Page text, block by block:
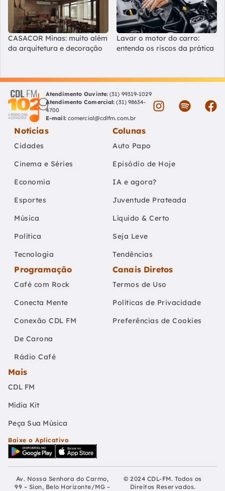
CASACOR Minas: muito além
da arquitetura e decoração
Lavar o motor do carro:
entenda os riscos da prática
Atendimento Ouvinte: (31) 99319-1029
Atendimento Comercial: (31) 98634-
4700
E-mail: comercial@cdlfm.com.br
Notícias
Cidades
Cinema e Séries
Economia
Esportes
Música
Política
Tecnologia
Colunas
Auto Papo
Episódio de Hoje
IA e agora?
Juventude Prateada
Líquido & Certo
Seja Leve
Tendências
Programação
Café com Rock
Conecta Mente
Conexão CDL FM
De Carona
Rádio Café
Canais Diretos
Termos de Uso
Políticas de Privacidade
Preferências de Cookies
Mais
CDL FM
Mídia Kit
Peça Sua Música
Baixe o Aplicativo
Av. Nossa Senhora do Carmo,
99 – Sion, Belo Horizonte/MG –
© 2024 CDL-FM. Todos os
Direitos Reservados.